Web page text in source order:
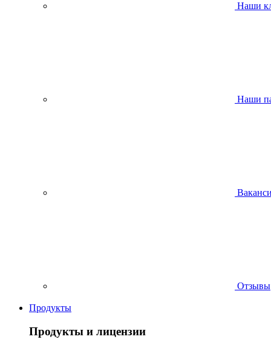
Наши
Наши
Отзывы
Продукты
Продукты и лицензии